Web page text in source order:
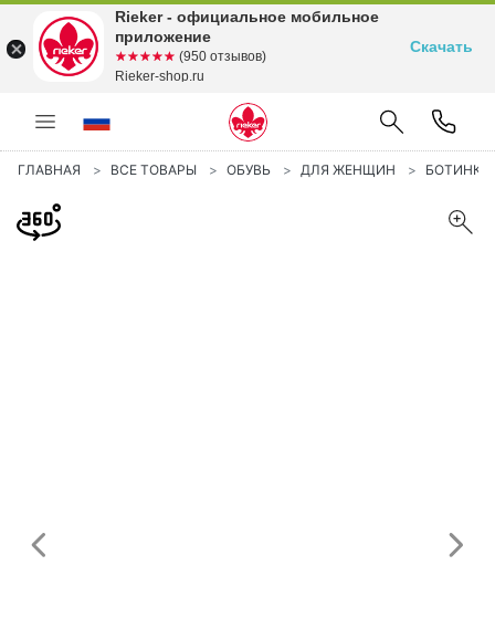
ГЛАВНАЯ ВСЕ ТОВАРЫ ОБУВЬ ДЛЯ ЖЕНЩИН БОТИНКИ
Предыдущий
Rieker - официальное мобильное
приложение
☆☆☆☆☆
★★★★★ (950 отзывов)
Rieker-shop.ru
Скачать